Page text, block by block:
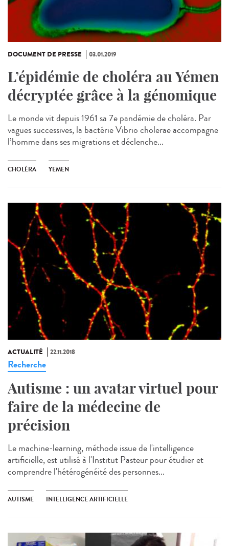
DOCUMENT DE PRESSE 03.01.2019
L’épidémie de choléra au Yémen
décryptée grâce à la génomique
Le monde vit depuis 1961 sa 7e pandémie de choléra. Par
vagues successives, la bactérie Vibrio cholerae accompagne
l’homme dans ses migrations et déclenche...
CHOLÉRA YEMEN
ACTUALITÉ 22.11.2018
Recherche
Autisme : un avatar virtuel pour
faire de la médecine de
précision
Le machine-learning, méthode issue de l'intelligence
artificielle, est utilisé à l'Institut Pasteur pour étudier et
comprendre l'hétérogénéité des personnes...
AUTISME INTELLIGENCE ARTIFICIELLE